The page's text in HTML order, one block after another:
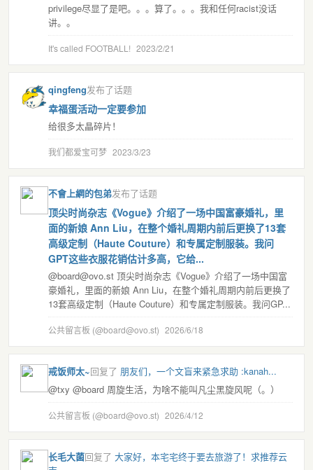
privilege尽显了是吧。。。算了。。。我和任何racist没话
讲。。
It's called FOOTBALL! 2023/2/21
qingfeng发布了话题
幸福蛋活动一定要参加
给很多太晶碎片！
我们都爱宝可梦 2023/3/23
不會上網的包弟发布了话题
顶尖时尚杂志《Vogue》介绍了一场中国富豪婚礼，里
面的新娘 Ann Liu，在整个婚礼周期内前后更换了13套
高级定制（Haute Couture）和专属定制服装。我问
GPT这些衣服花销估计多高，它给...
@board@ovo.st 顶尖时尚杂志《Vogue》介绍了一场中国富
豪婚礼，里面的新娘 Ann Liu，在整个婚礼周期内前后更换了
13套高级定制（Haute Couture）和专属定制服装。我问GP...
公共留言板 (@board@ovo.st) 2026/6/18
戒饭师太~回复了 朋友们，一个文盲来紧急求助 :kanah...
@txy @board 周旋生活，为啥不能叫凡尘黑旋风呢（。）
公共留言板 (@board@ovo.st) 2026/4/12
长毛大菌回复了 大家好，本宅宅终于要去旅游了！求推荐云